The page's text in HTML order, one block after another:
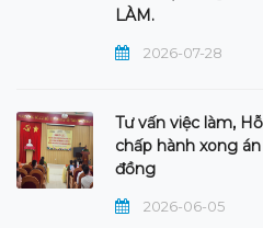
LÀM.
2026-07-28
Tư vấn việc làm,
chấp hành xong
đồng
2026-06-05